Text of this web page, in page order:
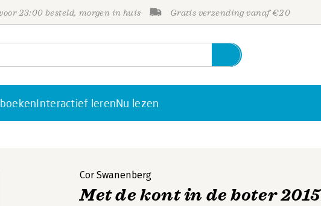
23:00 besteld, morgen in huis Gratis verzending vanaf €20
Interactief lerenNu lezen
Cor Swanenberg
Met de kont in de boter 2015
Personen